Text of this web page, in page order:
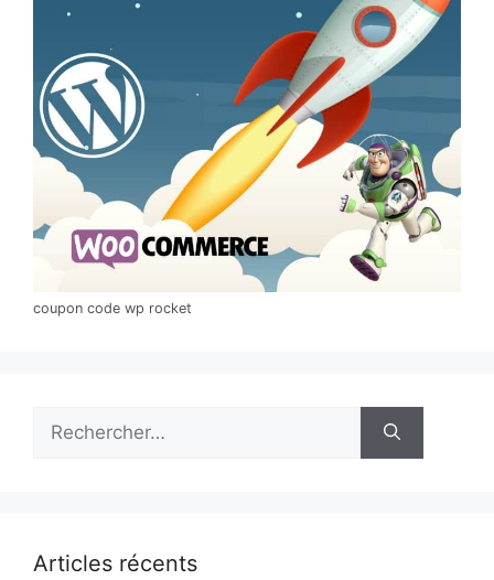
coupon code wp rocket
Articles récents